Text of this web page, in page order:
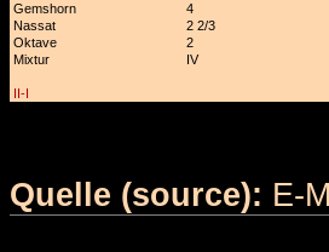
Gemshorn
4
Nassat
2 2/3
Oktave
2
Mixtur
IV
II-I
Quelle (source): E-